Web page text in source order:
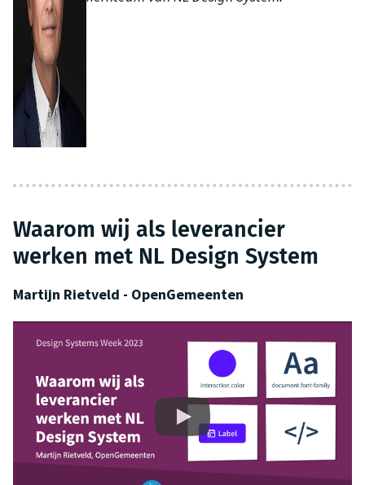
Waarom wij als leverancier
werken met NL Design System
Martijn Rietveld - OpenGemeenten